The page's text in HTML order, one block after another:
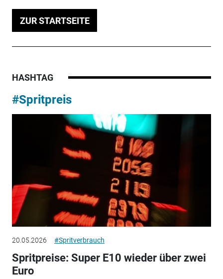
ZUR STARTSEITE
HASHTAG
#Spritpreis
20.05.2026 #Spritverbrauch
Spritpreise: Super E10 wieder über zwei
Euro